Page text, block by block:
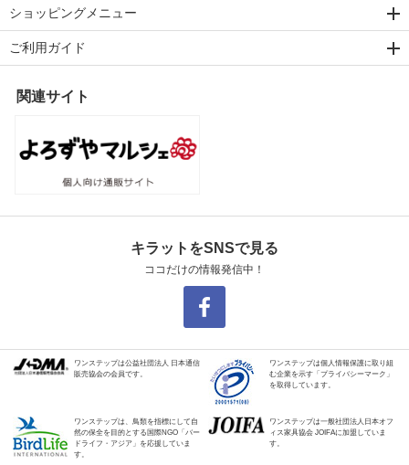
ショッピングメニュー
ご利用ガイド
関連サイト
キラットをSNSで見る
ココだけの情報発信中！
ワンステップは公益社団法人 日本通信
販売協会の会員です。
ワンステップは個人情報保護に取り組
む企業を示す「プライバシーマーク」
を取得しています。
ワンステップは、鳥類を指標にして自
然の保全を目的とする国際NGO「バー
ドライフ・アジア」を応援していま
す。
ワンステップは一般社団法人日本オフ
ィス家具協会 JOIFAに加盟していま
す。